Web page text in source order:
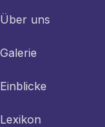
Über uns
Galerie
Einblicke
Lexikon